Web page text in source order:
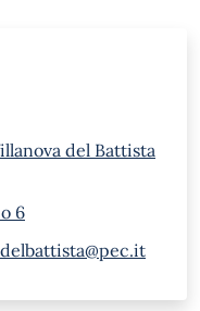
del Battista
6